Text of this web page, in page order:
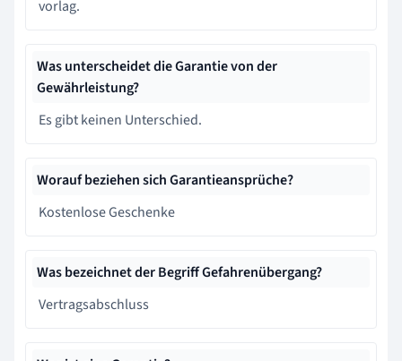
vorlag.
Was unterscheidet die Garantie von der
Gewährleistung?
Es gibt keinen Unterschied.
Worauf beziehen sich Garantieansprüche?
Kostenlose Geschenke
Was bezeichnet der Begriff Gefahrenübergang?
Vertragsabschluss